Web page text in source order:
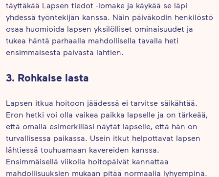
täyttäkää Lapsen tiedot -lomake ja käykää se läpi
yhdessä työntekijän kanssa. Näin päiväkodin henkilöstö
osaa huomioida lapsen yksilölliset ominaisuudet ja
tukea häntä parhaalla mahdollisella tavalla heti
ensimmäisestä päivästä lähtien.
3. Rohkaise lasta
Lapsen itkua hoitoon jäädessä ei tarvitse säikähtää.
Eron hetki voi olla vaikea paikka lapselle ja on tärkeää,
että omalla esimerkilläsi näytät lapselle, että hän on
turvallisessa paikassa. Usein itkut helpottavat lapsen
lähtiessä touhuamaan kavereiden kanssa.
Ensimmäisellä viikolla hoitopäivät kannattaa
mahdollisuuksien mukaan pitää normaalia lyhyempinä.